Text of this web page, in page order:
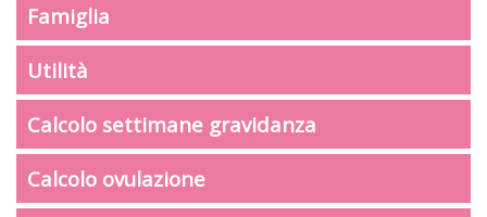
Famiglia
Utilità
Calcolo settimane gravidanza
Calcolo ovulazione